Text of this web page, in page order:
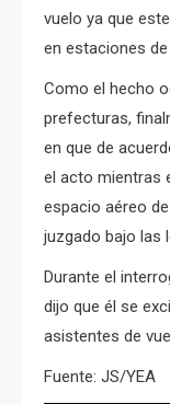
vuelo ya que
en estaciones
Como el hecho
prefecturas,
en que de
el acto mientras
espacio aéreo
juzgado bajo las
Durante el
dijo que él se
asistentes de
Fuente: JS/YEA